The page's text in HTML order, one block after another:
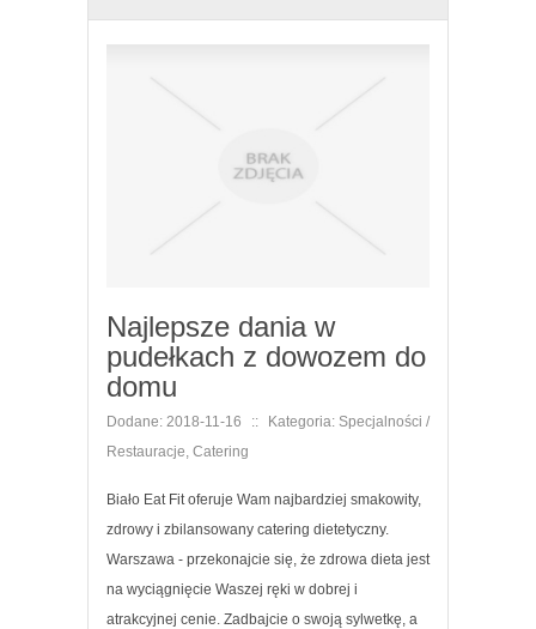
Najlepsze dania w
pudełkach z dowozem do
domu
Dodane: 2018-11-16 ::
Kategoria: Specjalności /
Restauracje, Catering
Biało Eat Fit oferuje Wam najbardziej smakowity,
zdrowy i zbilansowany catering dietetyczny.
Warszawa - przekonajcie się, że zdrowa dieta jest
na wyciągnięcie Waszej ręki w dobrej i
atrakcyjnej cenie. Zadbajcie o swoją sylwetkę, a